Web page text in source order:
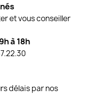
et vous conseiller
à 18h
délais par nos